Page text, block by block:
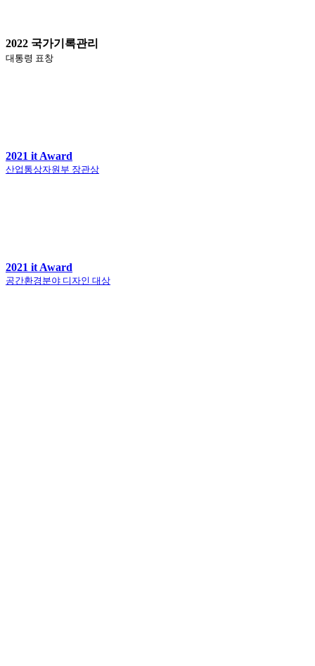
2022 국가기록관리
대통령 표창
2021 it Award
산업통상자원부 장관상
2021 it Award
공간환경분야 디자인 대상